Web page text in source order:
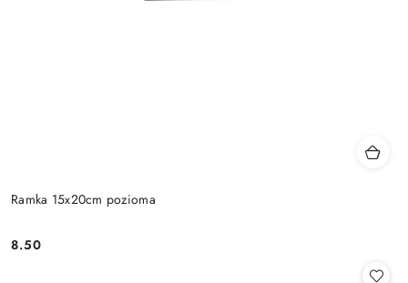
Ramka 15x20cm pozioma
Cena:
8.50